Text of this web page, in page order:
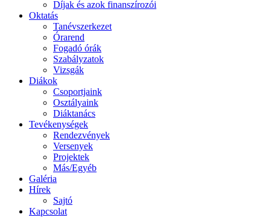
Díjak és azok finanszírozói
Oktatás
Tanévszerkezet
Órarend
Fogadó órák
Szabályzatok
Vizsgák
Diákok
Csoportjaink
Osztályaink
Diáktanács
Tevékenységek
Rendezvények
Versenyek
Projektek
Más/Egyéb
Galéria
Hírek
Sajtó
Kapcsolat